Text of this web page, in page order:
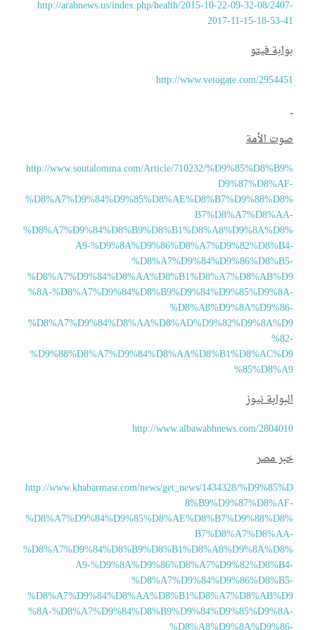
http://arabnews.us/index.php/health/2015-10-22-09-32-08/
2017-11-15-18-53-
فيتو
http://www.vetogate.com/
الأمة
http://www.soutalomma.com/Article/710232/
A9-
%8A-
نيوز
http://www.albawabhnews.com/
مصر
http://www.khabarmasr.com/news/get_news/1434328/
A9-
%8A-